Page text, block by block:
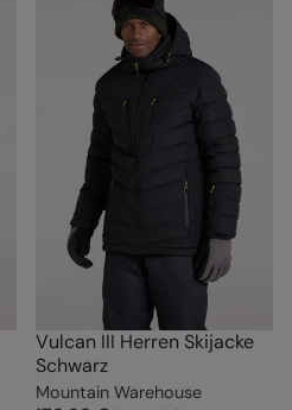
Vulcan III Herren Skijacke
Schwarz
Mountain Warehouse